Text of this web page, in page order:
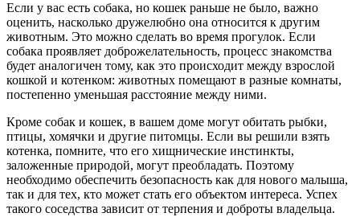
Если у вас есть собака, но кошек раньше не было, важно
оценить, насколько дружелюбно она относится к другим
животным. Это можно сделать во время прогулок. Если
собака проявляет доброжелательность, процесс знакомства
будет аналогичен тому, как это происходит между взрослой
кошкой и котенком: животных помещают в разные комнаты,
постепенно уменьшая расстояние между ними.
Кроме собак и кошек, в вашем доме могут обитать рыбки,
птицы, хомячки и другие питомцы. Если вы решили взять
котенка, помните, что его хищнические инстинкты,
заложенные природой, могут преобладать. Поэтому
необходимо обеспечить безопасность как для нового малыша,
так и для тех, кто может стать его объектом интереса. Успех
такого соседства зависит от терпения и доброты владельца.